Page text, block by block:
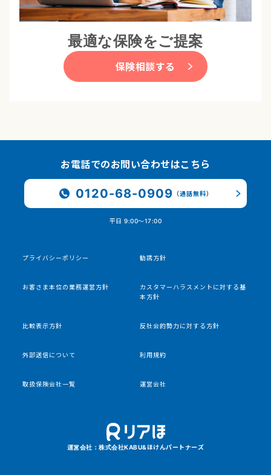
最適な保険をご提案
保険相談する
お電話でのお問い合わせはこちら
0120-68-0909 （通話無料）
平日 9:00〜17:00
プライバシーポリシー 勧誘方針
お客さま本位の業務運営方針
カスタマーハラスメントに対する基
本方針
比較表示方針 反社会的勢力に対する方針
外部送信について 利用規約
取扱保険会社一覧 運営会社
運営会社：株式会社KABU&ほけんパートナーズ